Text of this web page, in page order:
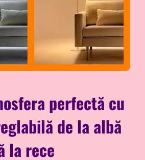
perfectă cu
de la albă
la rece